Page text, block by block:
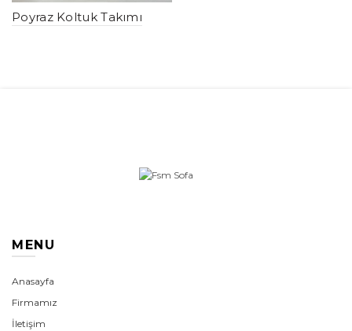
Poyraz Koltuk Takımı
MENU
Anasayfa
Firmamız
İletişim